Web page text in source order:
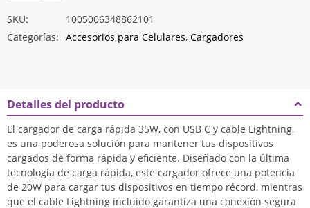
SKU:
1005006348862101
Categorías: Accesorios para Celulares, Cargadores
Detalles del producto
El cargador de carga rápida 35W, con USB C y cable Lightning,
es una poderosa solución para mantener tus dispositivos
cargados de forma rápida y eficiente. Diseñado con la última
tecnología de carga rápida, este cargador ofrece una potencia
de 20W para cargar tus dispositivos en tiempo récord, mientras
que el cable Lightning incluido garantiza una conexión segura